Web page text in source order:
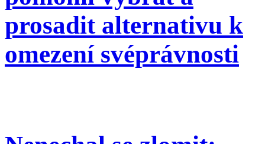
prosadit alternativu k
omezení svéprávnosti